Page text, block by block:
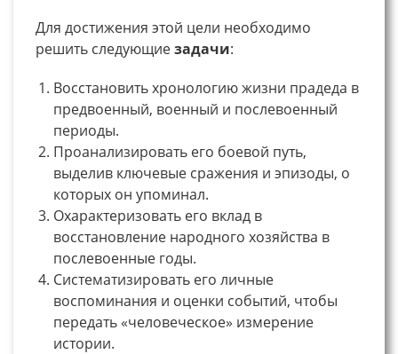
Для достижения этой цели необходимо
решить следующиезадачи:
Восстановить хронологию жизни прадеда в
предвоенный, военный и послевоенный
периоды.
Проанализировать его боевой путь,
выделив ключевые сражения и эпизоды, о
которых он упоминал.
Охарактеризовать его вклад в
восстановление народного хозяйства в
послевоенные годы.
Систематизировать его личные
воспоминания и оценки событий, чтобы
передать «человеческое» измерение
истории.